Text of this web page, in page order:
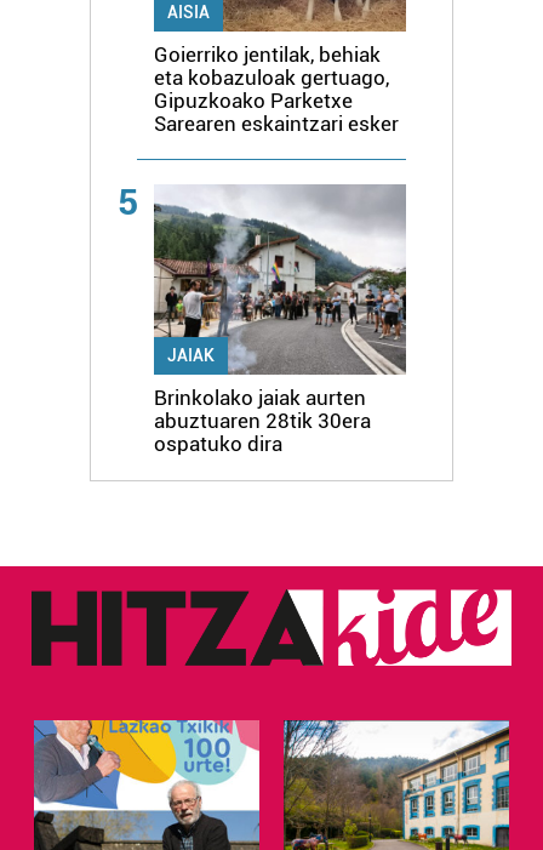
AISIA
Goierriko jentilak, behiak
eta kobazuloak gertuago,
Gipuzkoako Parketxe
Sarearen eskaintzari esker
5
JAIAK
Brinkolako jaiak aurten
abuztuaren 28tik 30era
ospatuko dira